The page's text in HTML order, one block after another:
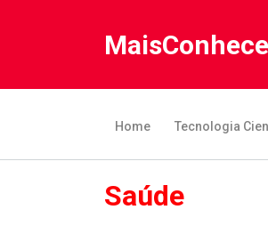
Home Tecnologia
Saúde